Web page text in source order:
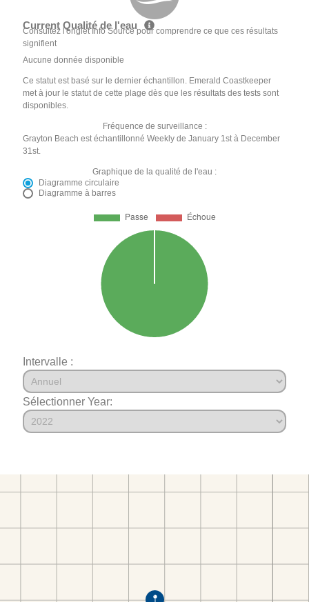
Current Qualité de l'eau
Consultez l'onglet Info Source pour comprendre ce que ces résultats
signifient
Aucune donnée disponible
Ce statut est basé sur le dernier échantillon. Emerald Coastkeeper
met à jour le statut de cette plage dès que les résultats des tests sont
disponibles.
Fréquence de surveillance :
Grayton Beach est échantillonné Weekly de January 1st à December
31st.
Graphique de la qualité de l'eau :
Diagramme circulaire
Diagramme à barres
Intervalle :
Sélectionner Year: